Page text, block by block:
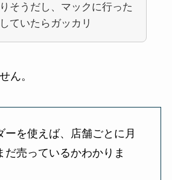
そうだし、マックに行った
ていたらガッカリ
ん。
ーを使えば、店舗ごとに月
だ売っているかわかりま